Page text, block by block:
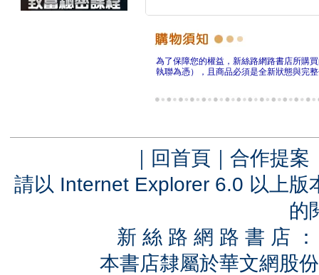
為了保障您的權益，新絲路網路書店所購
執聯為憑），且商品必須是全新狀態與完
｜ 回首頁 ｜ 合作提案
請以 Internet Explorer 6.0 以上
的
新 絲 路 網 路 書 店
本書店隸屬於華文網股